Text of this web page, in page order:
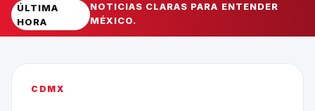
ÚLTIMA
HORA
NOTICIAS CLARAS PARA ENTENDER
MÉXICO.
CDMX